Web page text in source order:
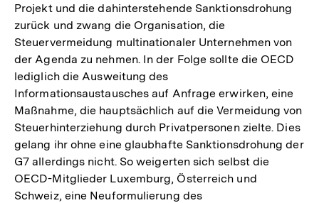
Projekt und die dahinterstehende Sanktionsdrohung
zurück und zwang die Organisation, die
Steuervermeidung multinationaler Unternehmen von
der Agenda zu nehmen. In der Folge sollte die OECD
lediglich die Ausweitung des
Informationsaustausches auf Anfrage erwirken, eine
Maßnahme, die hauptsächlich auf die Vermeidung von
Steuerhinterziehung durch Privatpersonen zielte. Dies
gelang ihr ohne eine glaubhafte Sanktionsdrohung der
G7 allerdings nicht. So weigerten sich selbst die
OECD-Mitglieder Luxemburg, Österreich und
Schweiz, eine Neuformulierung des